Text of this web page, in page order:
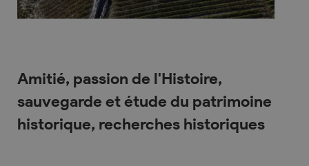
Amitié, passion de l'Histoire,
sauvegarde et étude du patrimoine
historique, recherches historiques